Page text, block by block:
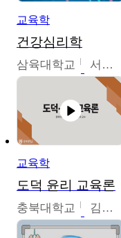
교육학
건강심리학
삼육대학교 서경현
교육학
도덕 윤리 교육론
충북대학교 김연숙